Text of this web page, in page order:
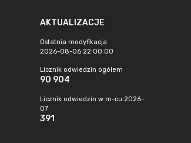
AKTUALIZACJE
Ostatnia modyfikacja
2026-08-06 22:00:00
Licznik odwiedzin ogółem
90 904
Licznik odwiedzin w m-cu 2026-
07
391